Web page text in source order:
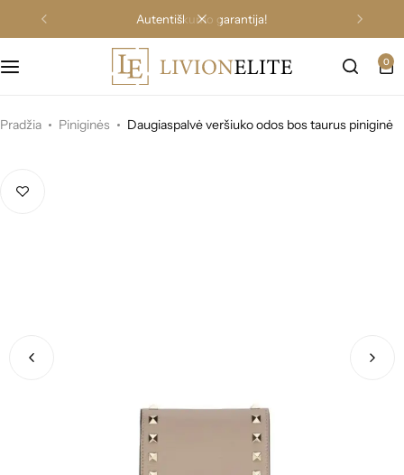
autentiškumo garantija!
0
Pradžia Piniginės Daugiaspalvė veršiuko odos bos taurus piniginė